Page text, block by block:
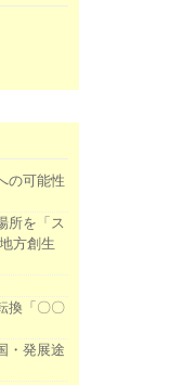
の可能性
所を「ス
方創生
換「〇〇
・発展途